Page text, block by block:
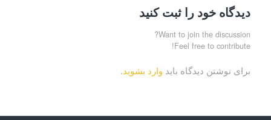
دیدگاه خود را ثبت کنید
Want to join the discussion?
Feel free to contribute!
برای نوشتن دیدگاه باید وارد بشوید.